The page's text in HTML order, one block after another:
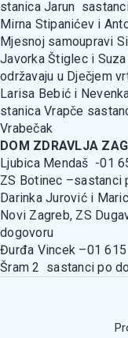
stanica Jarun
Mirna Stipanićev i
Mjesnoj samoupravi
Javorka Štiglec i
održavaju u Dječjem
Larisa Bebić i
stanica Vrapče
Vrabečak
DOM ZDRAVLJA
Ljubica Mendaš -01
ZS Botinec –sastanci
Darinka Jurović i
Novi Zagreb, ZS
dogovoru
Đurđa Vincek –01
Šram 2 sastanci po